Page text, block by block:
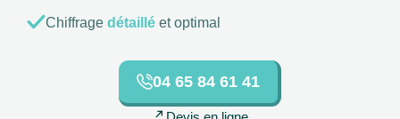
Chiffrage détaillé et optimal
04 65 84 61 41